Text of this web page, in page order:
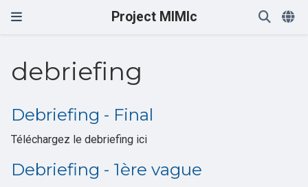
Project MIMIc
debriefing
Debriefing - Final
Téléchargez le debriefing ici
Debriefing - 1ère vague